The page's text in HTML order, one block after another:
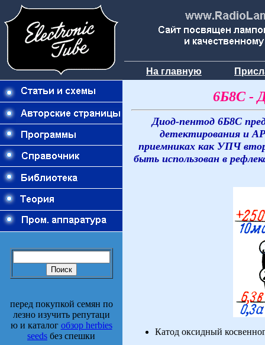
На главную
перед покупкой семян по
лезно изучить репутаци
ю и каталог обзор herbies
seeds без спешки
6Б8С -
Диод-пентод 6Б8С
детектирования и
приемниках как УПЧ
быть использован в
Катод оксидный